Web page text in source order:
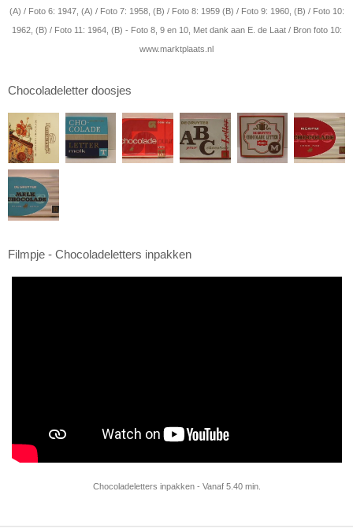
(A) / Foto 6: 1947, (A) / Foto 7: 1958, (B) / Foto 8: 1959 (B) / Foto 9: 1960, (B) / Foto 10:
1962, (B) / Foto 11: 1964, (B) - Foto 8, 9 en 10, Met dank aan E. de Laat / Bron foto 10:
www.marktplaats.nl
Chocoladeletter doosjes
Filmpje - Chocoladeletters inpakken
Chocoladeletters inpakken - Vanaf 5.40 min.